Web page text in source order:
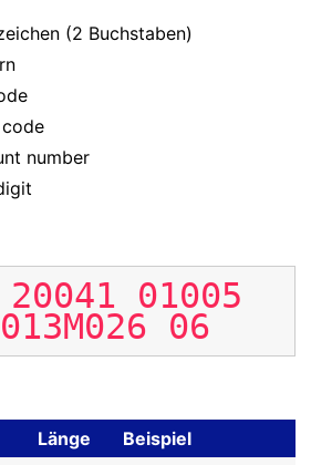
(2 Buchstaben)
number
20041 01005
06
Länge
Beispiel